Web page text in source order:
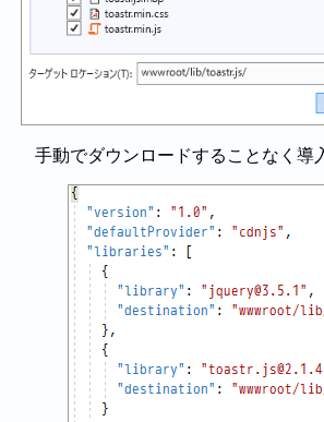
手動でダウンロードすることなく導